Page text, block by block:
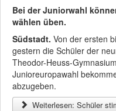
Bei der Juniorwahl
wählen üben.
Südstadt. Von der ersten
gestern die Schüler der
Theodor-Heuss-
Junioreuropawahl
abzugeben.
Weiterlesen: Schüler